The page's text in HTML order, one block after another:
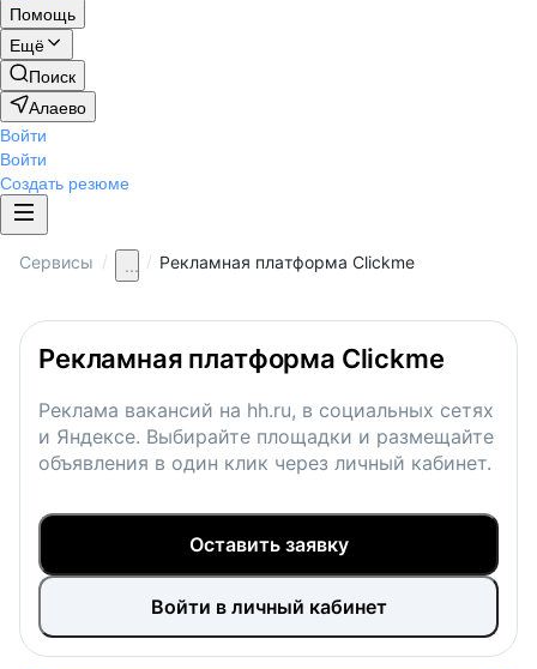
Помощь
Ещё
Поиск
Алаево
Войти
Войти
Создать резюме
Сервисы / ... / Рекламная платформа Clickme
Рекламная платформа Clickme
Реклама вакансий на hh.ru, в социальных сетях
и Яндексе. Выбирайте площадки и размещайте
объявления в один клик через личный кабинет.
Оставить заявку
Войти в личный кабинет